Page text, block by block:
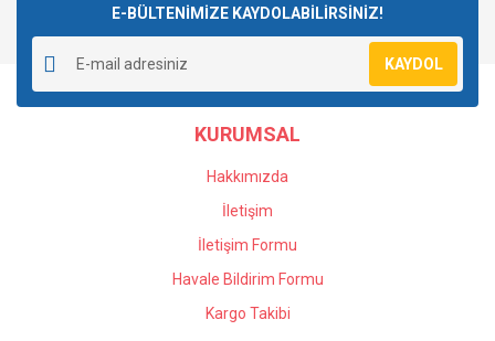
Yorum Yaz
Ürün resmi kalitesiz, bozuk veya görüntülenemiyor.
Ürün açıklamasında eksik bilgiler bulunuyor.
Ürün bilgilerinde hatalar bulunuyor.
Ürün fiyatı diğer sitelerden daha pahalı.
Gönder
E-BÜLTENİMİZE KAYDOLABİLİRSİNİZ!
KAYDOL
KURUMSAL
Hakkımızda
İletişim
İletişim Formu
Havale Bildirim Formu
Kargo Takibi